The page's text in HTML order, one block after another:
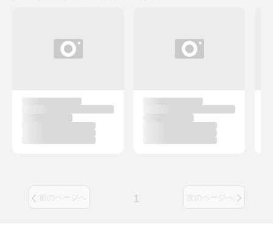
前のページへ 1 次のページへ